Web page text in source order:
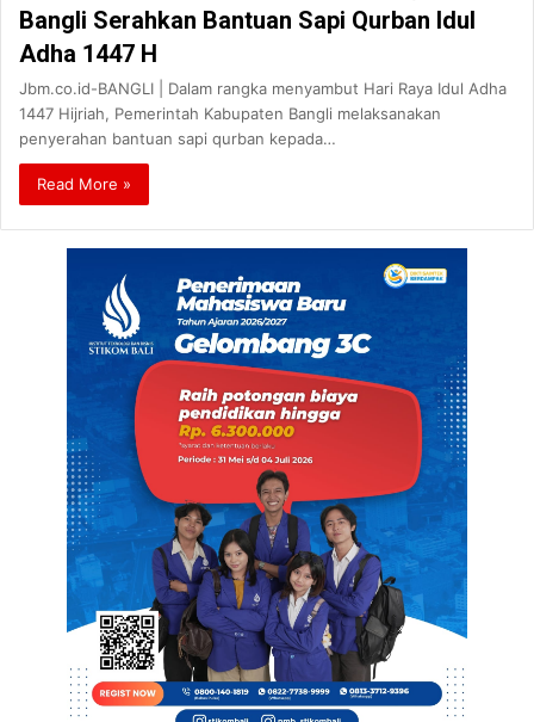
Bangli Serahkan Bantuan Sapi Qurban Idul
Adha 1447 H
Jbm.co.id-BANGLI | Dalam rangka menyambut Hari Raya Idul Adha
1447 Hijriah, Pemerintah Kabupaten Bangli melaksanakan
penyerahan bantuan sapi qurban kepada…
Read More »